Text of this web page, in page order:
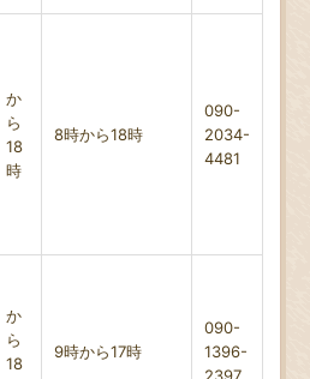
か
ら
18
時
8時から18時
090-
2034-
4481
か
ら
18
9時から17時
090-
1396-
2397